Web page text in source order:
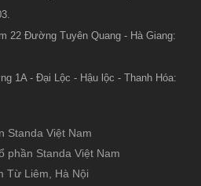
22 Đường Tuyên Quang - Hà Giang:
1A - Đại Lộc - Hậu lộc - Thanh Hóa:
Standa Việt Nam
phần Standa Việt Nam
Từ Liêm, Hà Nội